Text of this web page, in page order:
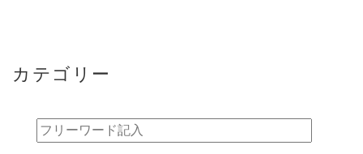
カテゴリー